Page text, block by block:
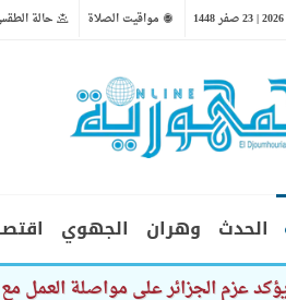
مواقيت الصلاة حالة
الحدث وهران الجهوي